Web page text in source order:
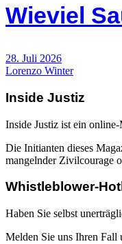
Wieviel
28. Juli 2026
Lorenzo Winter
Inside Justiz
Inside Justiz ist ein
Die Initianten dieses
mangelnder Zivilcourage
Whistleblower-
Haben Sie selbst
Melden Sie uns Ihren Fall